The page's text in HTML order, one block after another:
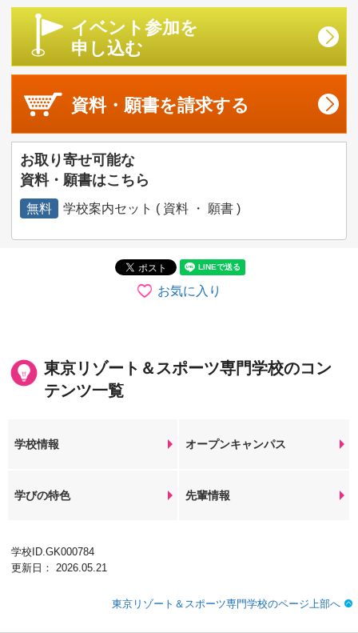
イベント参加を
申し込む
資料・願書を請求する
お取り寄せ可能な
資料・願書はこちら
無料 学校案内セット ( 資料 ・ 願書 )
お気に入り
東京リゾート＆スポーツ専門学校のコン
テンツ一覧
学校情報 オープンキャンパス
学びの特色 先輩情報
学校ID.GK000784
更新日： 2026.05.21
東京リゾート＆スポーツ専門学校のページ上部へ